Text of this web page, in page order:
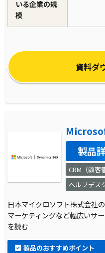
いる企業の規
模
資料ダ
製品
CRM（顧客
ヘルプデス
日本マイクロソフト株式会
マーケティングなど幅広いサ
を読む
製品のおすすめポイント